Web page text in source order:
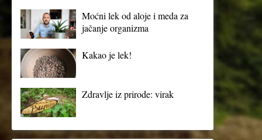
Moćni lek od aloje i meda za
jačanje organizma
Kakao je lek!
Zdravlje iz prirode: virak